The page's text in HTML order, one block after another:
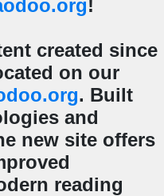
!
created since
on our
. Built
and
new site offers
reading